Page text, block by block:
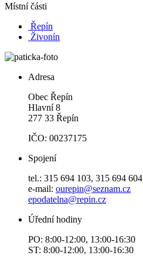
Místní části
Řepín
Živonín
Adresa
Obec Řepín
Hlavní 8
277 33 Řepín
IČO: 00237175
Spojení
tel.: 315 694 103, 315 694 604
e-mail: ourepin@seznam.cz
epodatelna@repin.cz
Úřední hodiny
PO: 8:00-12:00, 13:00-16:30
ST: 8:00-12:00, 13:00-16:30